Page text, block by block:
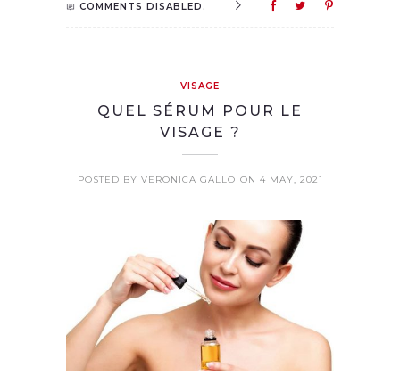
COMMENTS DISABLED.
VISAGE
QUEL SÉRUM POUR LE
VISAGE ?
POSTED BY VERONICA GALLO ON 4 MAY, 2021